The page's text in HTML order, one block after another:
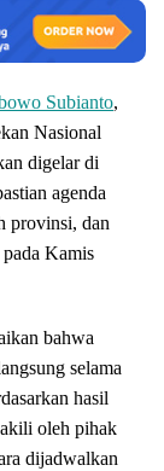
Subianto,
Nasional
digelar di
agenda
provinsi, dan
Kamis
bahwa
selama
hasil
oleh pihak
dijadwalkan